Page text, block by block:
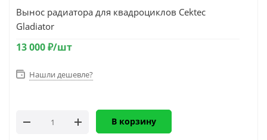
Вынос радиатора для квадроциклов Cektec
Gladiator
13 000₽/шт
Нашли дешевле?
В корзину